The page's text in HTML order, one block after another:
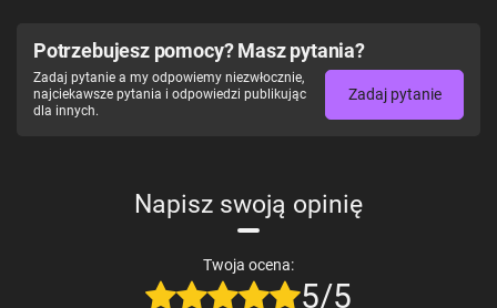
Potrzebujesz pomocy? Masz pytania?
Zadaj pytanie a my odpowiemy niezwłocznie,
najciekawsze pytania i odpowiedzi publikując
dla innych.
Zadaj pytanie
Napisz swoją opinię
Twoja ocena:
5/5